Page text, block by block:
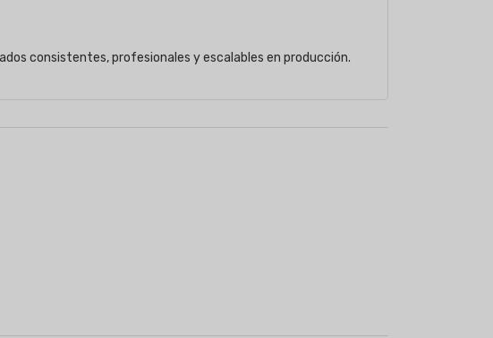
consistentes, profesionales y escalables en producción.